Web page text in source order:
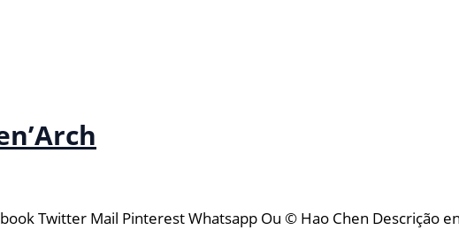
Twitter Mail Pinterest Whatsapp Ou © Hao Chen Descrição